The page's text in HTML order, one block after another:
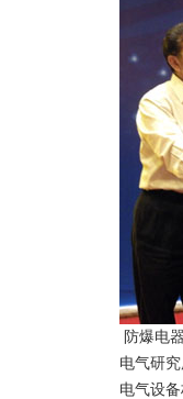
防爆电
电气研
电气设